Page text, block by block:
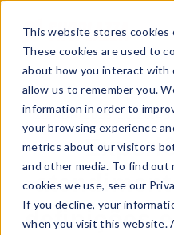
This website stores cookies
These cookies are used to
about how you interact with
allow us to remember you.
information in order to
your browsing experience
metrics about our visitors
and other media. To find out
cookies we use, see our
If you decline, your
when you visit this website.
21/ABR/2025
definições